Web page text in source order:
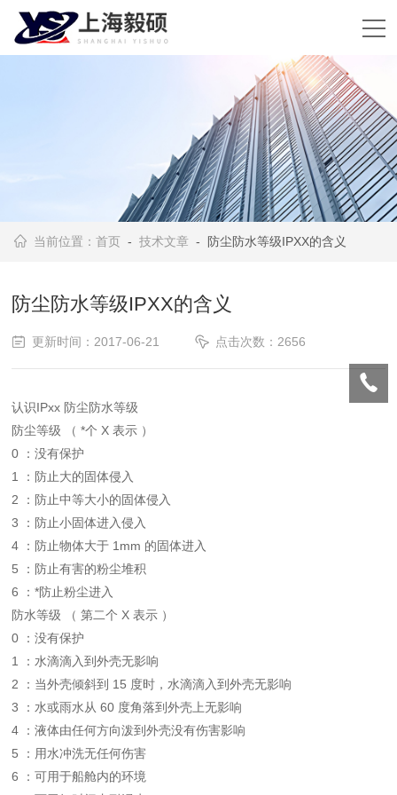
当前位置：首页 -技术文章 - 防尘防水等级IPXX的含义
防尘防水等级IPXX的含义
更新时间：2017-06-21 点击次数：2656
认识IPxx 防尘防水等级
防尘等级 （ *个 X 表示 ）
0 ：没有保护
1 ：防止大的固体侵入
2 ：防止中等大小的固体侵入
3 ：防止小固体进入侵入
4 ：防止物体大于 1mm 的固体进入
5 ：防止有害的粉尘堆积
6 ：*防止粉尘进入
防水等级 （ 第二个 X 表示 ）
0 ：没有保护
1 ：水滴滴入到外壳无影响
2 ：当外壳倾斜到 15 度时，水滴滴入到外壳无影响
3 ：水或雨水从 60 度角落到外壳上无影响
4 ：液体由任何方向泼到外壳没有伤害影响
5 ：用水冲洗无任何伤害
6 ：可用于船舱内的环境